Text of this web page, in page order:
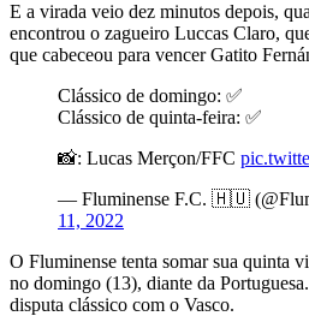
E a virada veio dez minutos depois,
encontrou o zagueiro Luccas Claro,
que cabeceou para vencer Gatito
Clássico de domingo: ✅
Clássico de quinta-feira: ✅
📸: Lucas Merçon/FFC
— Fluminense F.C. 🇭🇺
11, 2022
O Fluminense tenta somar sua quinta
no domingo (13), diante da
disputa clássico com o Vasco.